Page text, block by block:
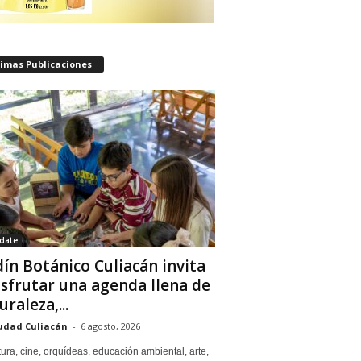
Publicaciones
Botánico Culiacán invita
una agenda llena de
Culiacán - 6 agosto, 2026
cine, orquídeas, educación ambiental, arte,